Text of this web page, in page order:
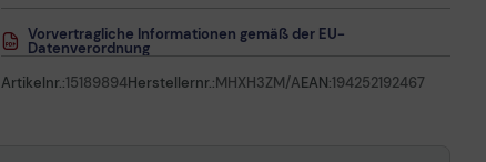
Vorvertragliche Informationen gemäß der EU-
Datenverordnung
Artikelnr.:15189894Herstellernr.:MHXH3ZM/AEAN:194252192467